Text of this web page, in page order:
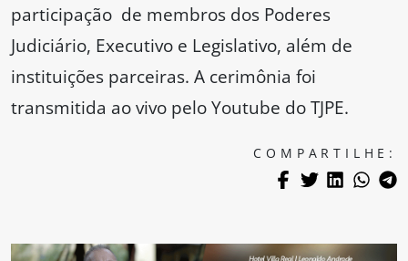
participação de membros dos Poderes
Judiciário, Executivo e Legislativo, além de
instituições parceiras. A cerimônia foi
transmitida ao vivo pelo Youtube do TJPE.
COMPARTILHE: